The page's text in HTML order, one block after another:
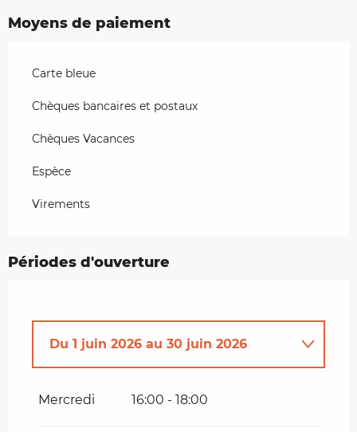
Moyens de paiement
Carte bleue
Chèques bancaires et postaux
Chèques Vacances
Espèce
Virements
Périodes d'ouverture
Du 1 juin 2026 au 30 juin 2026
Mercredi 16:00 - 18:00